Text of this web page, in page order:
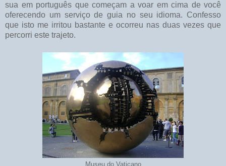
sua em português que começam a voar em cima de você
oferecendo um serviço de guia no seu idioma. Confesso
que isto me irritou bastante e ocorreu nas duas vezes que
percorri este trajeto.